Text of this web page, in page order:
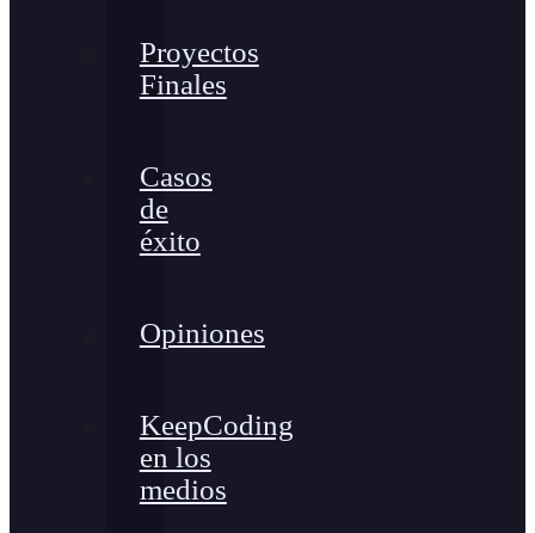
Proyectos
Finales
Casos
de
éxito
Opiniones
KeepCoding
en los
medios